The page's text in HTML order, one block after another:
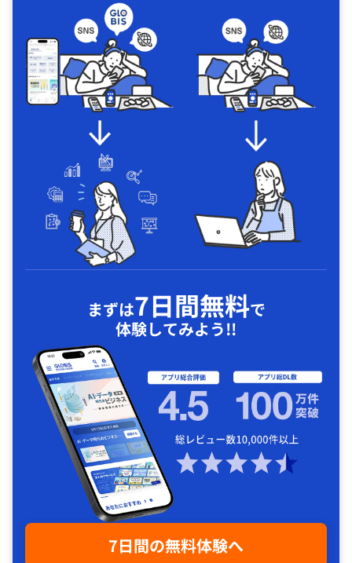
まずは7日間無料で
体験してみよう!!
7日間の無料体験へ